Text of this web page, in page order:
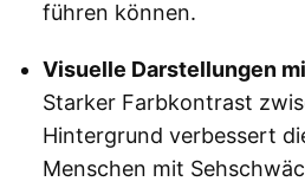
führen können.
Visuelle Darstellungen
Starker Farbkontrast
Hintergrund verbessert
Menschen mit